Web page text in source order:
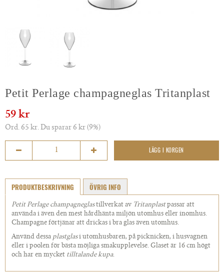
Petit Perlage champagneglas Tritanplast
59 kr
Ord. 65 kr. Du sparar 6 kr (9%)
LÄGG I KORGEN
PRODUKTBESKRIVNING ÖVRIG INFO
Petit Perlage champagneglastillverkat av Tritanplastpassar att
använda i även den mest hårdhänta miljön utomhus eller inomhus.
Champagne förtjänar att drickas i bra glas även utomhus.
Använd dessa plastglasi utomhusbaren, på picknicken, i husvagnen
eller i poolen för bästa möjliga smakupplevelse. Glaset är 16 cm högt
och har en mycket tilltalande kupa.